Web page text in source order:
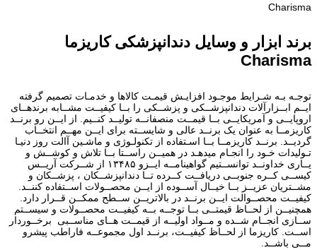
Charisma
برند ابزار و وسایل دندانپزشکی کاریزما
Charisma
توجـه بـه شـرایط موجـود افزایـش قیمـت کالاها و خدمـات تصمیم گرفته
ایــم ابــزارآلات دندانپزشــکی و پزشــکی را بــا کیفیــت مشــابه برندهــای
اروپایــی و آمریکایــی بــا قیمــت منصفانــه تولیــد کنــیم. از ایــن رو برنــد
کاریزمــا به عنوان یک برنــد عالی و شایســته برای ایــن مهــم انتخــاب
گردیــد. برنــد کاریزمــا بــا اسـتفاده از تکنولـوژی و ماشـین آالت روز دنیـا
تـولیدات خـود را انجـام میدهـد در همیــن راســتا بــا تلاش و کوشــش و
یــاری خداونــد توانســتیم گواهینامــه ایــزو ۱۳۴۸۵ از شــرکت آریــس
کیســی کــره جنوبــی دریافــت کــرده تــا دندانپزشــکان ، پزشــکان و
مشــتریان عزیــز بــا خیــال آســوده از ایــن محصــولات اســتفاده کننــد.
کیفیــت محصــوالت ایــن برنــد در بالاتریــن ســطح ممکــن قــرار دارد.
همچنیــن از لحــاظ قیمتــی بــا توجــه بــه کیفیــت محصــولات و سیســتم
ســازی انجــام شــده و مــواد اولیــه از قیمــت هــای مناســبی برخــوردار
اســت. کاریزما از لحــاظ کیفیــت، برنــد اول مجموعــه فاراطب پیشرو
مــی باشــد.